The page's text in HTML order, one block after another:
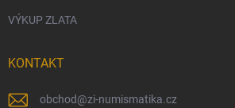
VÝKUP ZLATA
KONTAKT
obchod@zi-numismatika.cz